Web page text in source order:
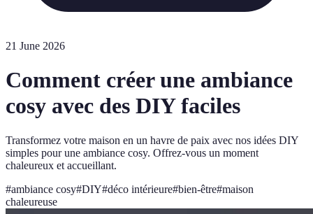
21 June 2026
Comment créer une ambiance
cosy avec des DIY faciles
Transformez votre maison en un havre de paix avec nos idées DIY
simples pour une ambiance cosy. Offrez-vous un moment
chaleureux et accueillant.
#ambiance cosy#DIY#déco intérieure#bien-être#maison
chaleureuse